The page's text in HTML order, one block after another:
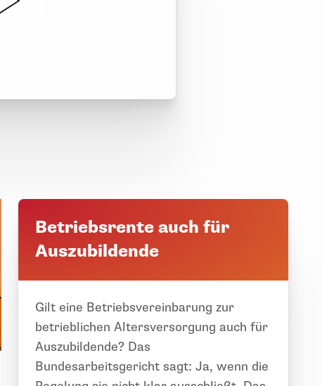
Betriebsrente auch für
Auszubildende
Gilt eine Betriebsvereinbarung zur
betrieblichen Altersversorgung auch für
Auszubildende? Das
Bundesarbeitsgericht sagt: Ja, wenn die